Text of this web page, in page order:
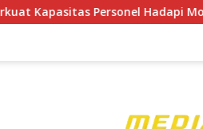
Modus Love Scamming yang